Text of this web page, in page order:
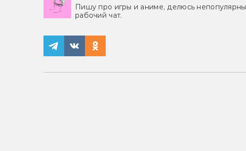
Пишу про игры и аниме, делюсь
рабочий чат.